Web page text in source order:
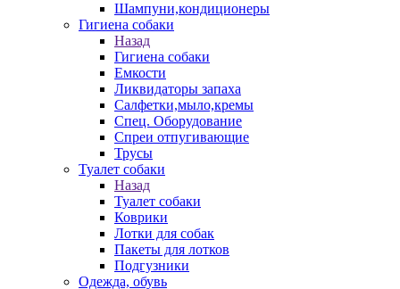
Шампуни,кондиционеры
Гигиена собаки
Назад
Гигиена собаки
Емкости
Ликвидаторы запаха
Салфетки,мыло,кремы
Спец. Оборудование
Спреи отпугивающие
Трусы
Туалет собаки
Назад
Туалет собаки
Коврики
Лотки для собак
Пакеты для лотков
Подгузники
Одежда, обувь